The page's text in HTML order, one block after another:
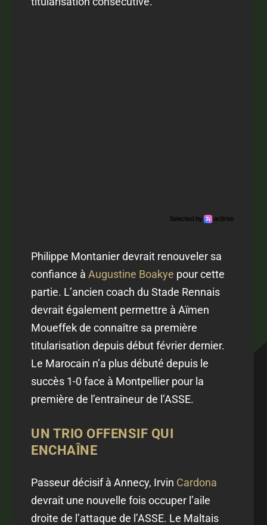
Philippe Montanier devrait renouveler sa
confiance àAugustine Boakye pour cette
partie. L’ancien coach du Stade Rennais
devrait également permettre à Aïmen
Moueffek de connaître sa première
titularisation depuis début février dernier.
Le Marocain n’a plus débuté depuis le
succès 1-0 face à Montpellier pour la
première de l’entraîneur de l’ASSE.
UN TRIO OFFENSIF QUI
ENCHAÎNE
Passeur décisif à Annecy, Irvin Cardona
devrait une nouvelle fois occuper l’aile
droite de l’attaque de l’ASSE. Le Maltais